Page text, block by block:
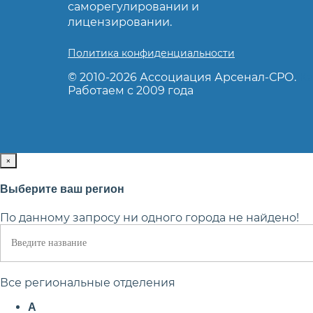
саморегулировании и
лицензировании.
Политика конфиденциальности
© 2010-2026 Ассоциация Арсенал-СРО.
Работаем с 2009 года
×
Выберите ваш регион
По данному запросу ни одного города не найдено!
Все региональные отделения
А